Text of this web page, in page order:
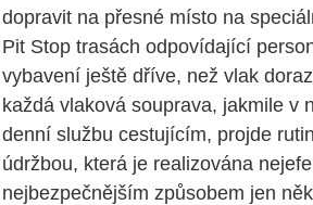
dopravit na přesné místo na
Pit Stop trasách odpovídající
vybavení ještě dříve, než vlak
každá vlaková souprava, jakmile v
denní službu cestujícím, projde
údržbou, která je realizována
nejbezpečnějším způsobem jen